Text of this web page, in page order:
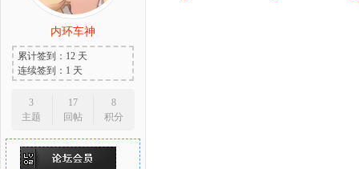
内环车神
累计签到：12 天
连续签到：1 天
3
主题
17
回帖
8
积分